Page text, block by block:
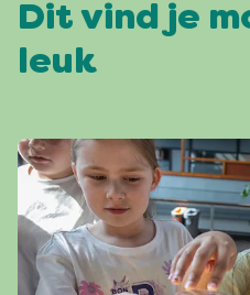
Dit vind je
leuk